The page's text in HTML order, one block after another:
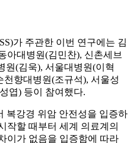
가 주관한 이번 연구에는 김
아대병원(김민찬), 신촌세브
원(김욱), 서울대병원(이혁
향대병원(조규석), 서울성
엽) 등이 참여했다.
복강경 위암 안전성을 입증하
작할 때부터 세계 의료계의
이가 없음을 입증함에 따라